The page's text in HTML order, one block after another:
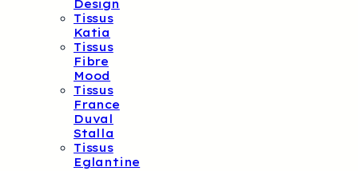
Design
Tissus
Katia
Tissus
Fibre
Mood
Tissus
France
Duval
Stalla
Tissus
Eglantine